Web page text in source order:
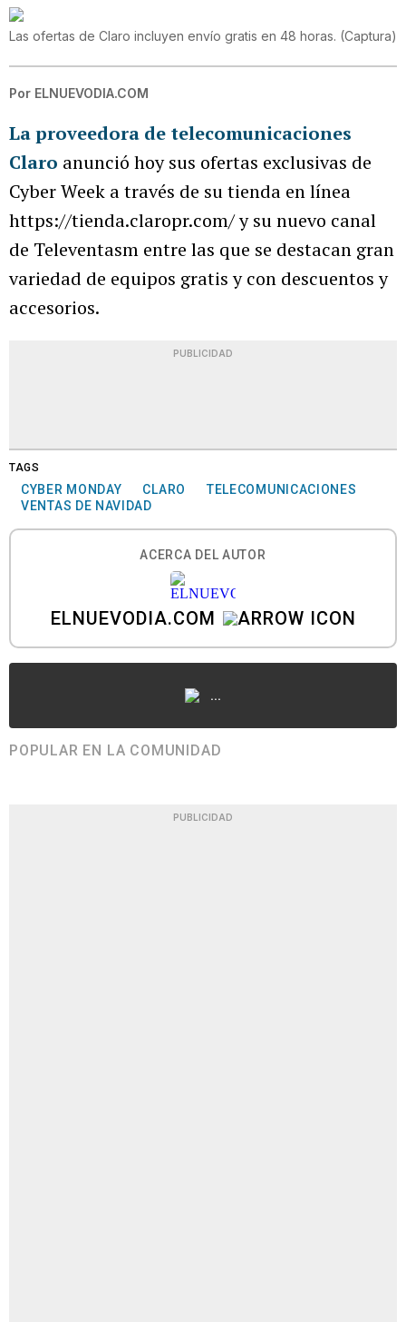
Las ofertas de Claro incluyen envío gratis en 48 horas. (Captura)
Por ELNUEVODIA.COM
La proveedora de telecomunicaciones
Claro anunció hoy sus ofertas exclusivas de
Cyber Week a través de su tienda en línea
https://tienda.claropr.com/ y su nuevo canal
de Televentasm entre las que se destacan gran
variedad de equipos gratis y con descuentos y
accesorios.
PUBLICIDAD
TAGS
CYBER MONDAY CLARO
TELECOMUNICACIONES
VENTAS DE NAVIDAD
ACERCA DEL AUTOR
ELNUEVODIA.COM
...
POPULAR EN LA COMUNIDAD
PUBLICIDAD